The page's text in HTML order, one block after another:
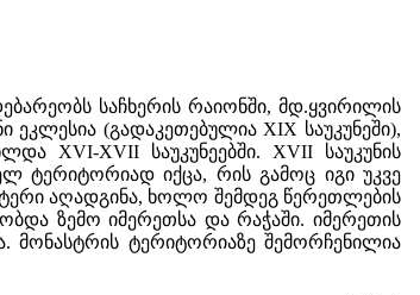
საჩხერის რაიონში, მდ.ყვირილის
ეკლესია (გადაკეთებულია XIX საუკუნეში),
XVI-XVII საუკუნეებში. XVII საუკუნის
ტერიტორიად იქცა, რის გამოც იგი უკვე
აღადგინა, ხოლო შემდეგ წერეთლების
ზემო იმერეთსა და რაჭაში. იმერეთის
მონასტრის ტერიტორიაზე შემორჩენილია